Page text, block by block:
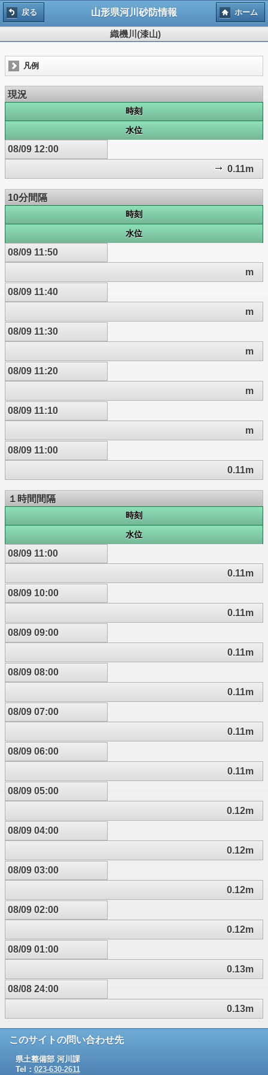
戻る 山形県河川砂防情報 ホーム
織機川(漆山)
凡例
現況
時刻
水位
08/09 12:00
0.11m
10分間隔
時刻
水位
08/09 11:50
m
08/09 11:40
m
08/09 11:30
m
08/09 11:20
m
08/09 11:10
m
08/09 11:00
0.11m
１時間間隔
時刻
水位
08/09 11:00
0.11m
08/09 10:00
0.11m
08/09 09:00
0.11m
08/09 08:00
0.11m
08/09 07:00
0.11m
08/09 06:00
0.11m
08/09 05:00
0.12m
08/09 04:00
0.12m
08/09 03:00
0.12m
08/09 02:00
0.12m
08/09 01:00
0.13m
08/08 24:00
0.13m
このサイトの問い合わせ先
県土整備部 河川課
Tel： 023-630-2611